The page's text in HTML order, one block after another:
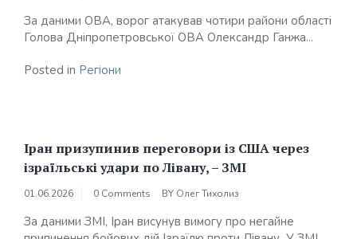
За даними ОВА, ворог атакував чотири райони області
Голова Дніпропетровської ОВА Олександр Ганжа...
Posted in Регіони
Іран призупинив переговори із США через
ізраїльські удари по Лівану, – ЗМІ
01.06.2026 0 Comments BY Олег Тихолиз
За даними ЗМІ, Іран висунув вимогу про негайне